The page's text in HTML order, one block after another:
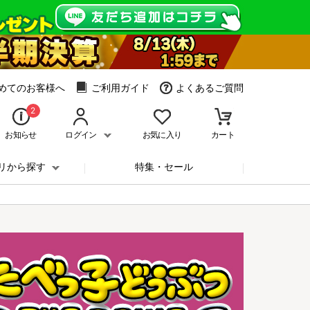
てのお客様へ ご利用ガイド よくあるご質問
2
お知らせ ログイン お気に入り カート
から探す 特集・セール